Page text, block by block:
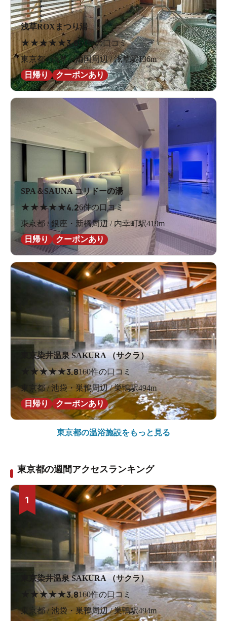
浅草ROXまつり湯
★★★★★3.661件の口コミ
東京都 / 浅草・両国周辺 / 浅草駅136m
日帰り
クーポンあり
SPA＆SAUNA コリドーの湯
★ ★★★★4.26件の口コミ
東京都 / 銀座・新橋周辺 / 内幸町駅419m
日帰り
クーポンあり
東京染井温泉 SAKURA （サクラ）
★★★★3.8160件の口コミ
東京都 / 池袋・巣鴨周辺 / 巣鴨駅494m
日帰り
クーポンあり
東京都の温浴施設をもっと見る
東京都の週間アクセスランキング
1
東京染井温泉 SAKURA （サクラ）
★★★★3.8160件の口コミ
東京都 / 池袋・巣鴨周辺 / 巣鴨駅494m